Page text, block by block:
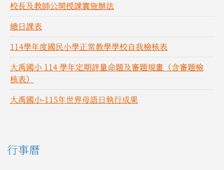
校長及教師公開授課實施辦法
總日課表
114學年度國民小學正常教學學校自我檢核表
大禹國小 114 學年定期評量命題及審題規畫（含審題檢
核表）
大禹國小-115年世界母語日執行成果
右邊區域內容
行事曆